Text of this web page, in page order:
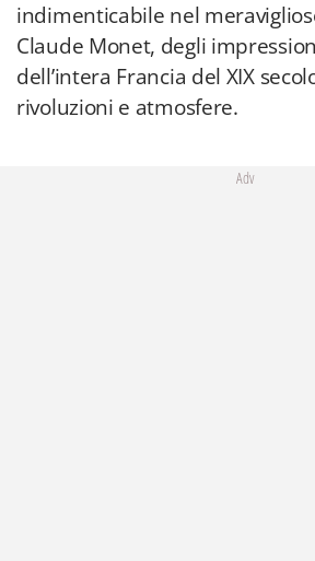
indimenticabile nel
Claude Monet, degli
dell’intera Francia del XIX
rivoluzioni e atmosfere.
Adv